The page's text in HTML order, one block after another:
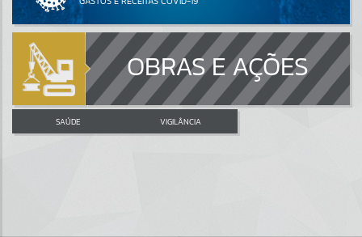
OBRAS E AÇÕES
SAÚDE VIGILÂNCIA